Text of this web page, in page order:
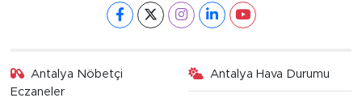
Antalya Nöbetçi
Eczaneler
Antalya Hava Durumu